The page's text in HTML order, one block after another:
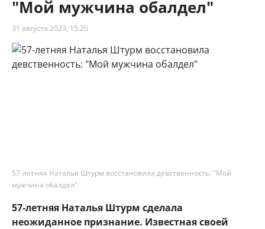
"Мой мужчина обалдел"
31 августа 2023, 15:20
57-летняя Наталья Штурм восстановила девственность: "Мой
мужчина обалдел"
57-летняя Наталья Штурм сделала
неожиданное признание. Известная своей